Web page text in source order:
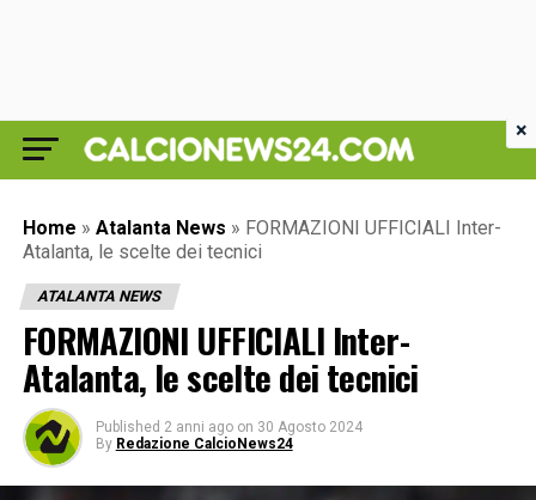
Home » Atalanta News » FORMAZIONI UFFICIALI Inter-
Atalanta, le scelte dei tecnici
ATALANTA NEWS
FORMAZIONI UFFICIALI Inter-
Atalanta, le scelte dei tecnici
Published 2 anni ago on 30 Agosto 2024
By Redazione CalcioNews24
×